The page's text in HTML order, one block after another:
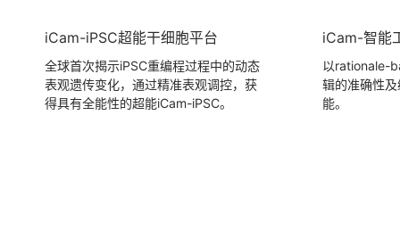
iCam-iPSC超能干细胞平台
全球首次揭示iPSC重编程过程中的动态
表观遗传变化，通过精准表观调控，获
得具有全能性的超能iCam-iPSC。
iCam-智能
以rationale-
辑的准确性
能。